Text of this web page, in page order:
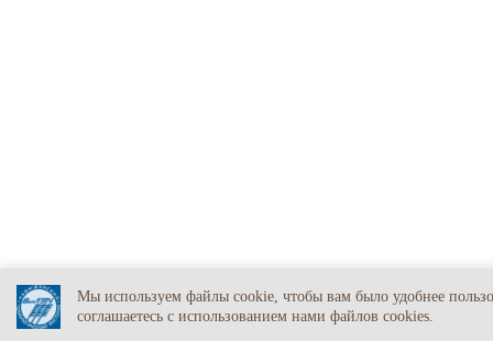
Мы используем файлы cookie, чтобы вам было удобнее
соглашаетесь c использованием нами файлов cookies.